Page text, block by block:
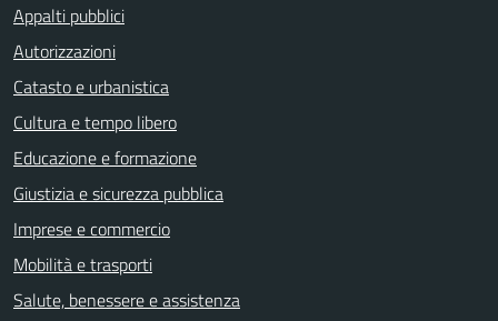
Appalti pubblici
Autorizzazioni
Catasto e urbanistica
Cultura e tempo libero
Educazione e formazione
Giustizia e sicurezza pubblica
Imprese e commercio
Mobilità e trasporti
Salute, benessere e assistenza